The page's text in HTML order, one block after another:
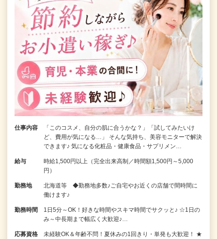
仕事内容
「このコスメ、自分の肌に合うかな？」「試してみたいけ
ど、費用が気になる…」 そんな気持ち、美容モニターで解決
できます♪ 気になる化粧品・健康食品・サプリメン…
給与
時給1,500円以上（完全出来高制／時間額1,500円～5,000
円）
勤務地
北海道等 ◆勤務地多数♪ご自宅やお近くの店舗で間時間に
働けます♪
勤務時間
1日5分～OK！好きな時間やスキマ時間でサクッと♪ ☆1日の
み～中長期まで幅広く大歓迎♪…
応募資格
未経験OK＆年齢不問！夏休みの1回きり・単発も大歓迎！ ★